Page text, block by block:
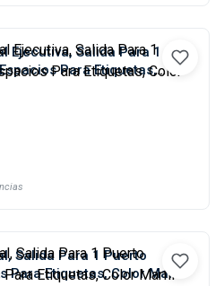
Ejecutiva, Salida Para 1
Para Etiquetas,
Salida Para 1 Puerto
Para Etiquetas, Color Marfil